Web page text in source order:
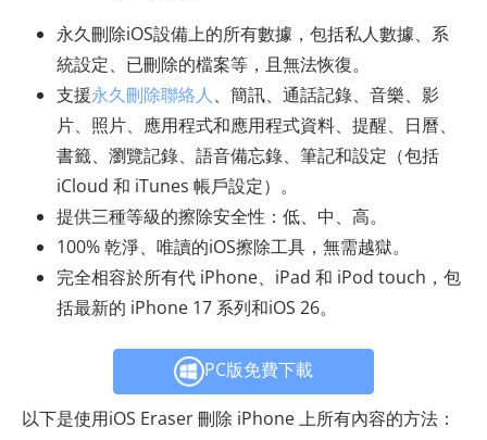
永久刪除iOS設備上的所有數據，包括私人數據、系
統設定、已刪除的檔案等，且無法恢復。
支援永久刪除聯絡人 、簡訊、通話記錄、音樂、影
片、照片、應用程式和應用程式資料、提醒、日曆、
書籤、瀏覽記錄、語音備忘錄、筆記和設定（包括
iCloud 和 iTunes 帳戶設定）。
提供三種等級的擦除安全性：低、中、高。
100% 乾淨、唯讀的iOS擦除工具，無需越獄。
完全相容於所有代 iPhone、iPad 和 iPod touch，包
括最新的 iPhone 17 系列和iOS 26。
PC版免費下載
以下是使用iOS Eraser 刪除 iPhone 上所有內容的方法：